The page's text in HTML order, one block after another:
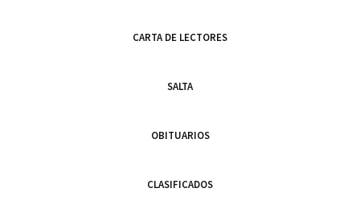
CARTA DE LECTORES
SALTA
OBITUARIOS
CLASIFICADOS